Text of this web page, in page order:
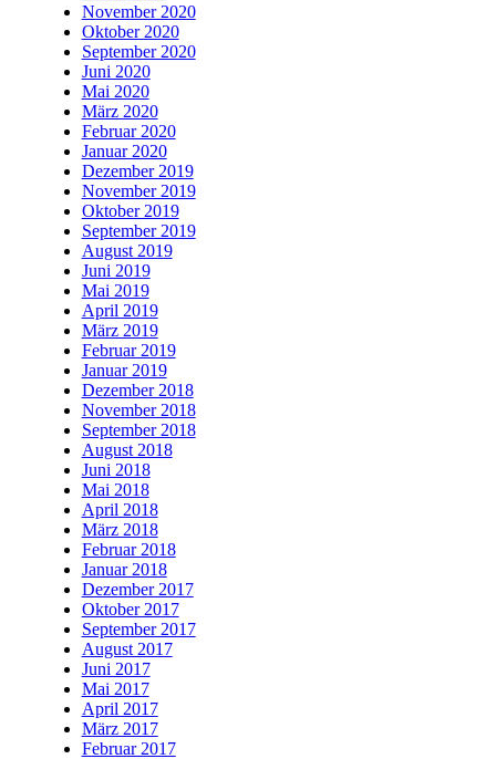
November 2020
Oktober 2020
September 2020
Juni 2020
Mai 2020
März 2020
Februar 2020
Januar 2020
Dezember 2019
November 2019
Oktober 2019
September 2019
August 2019
Juni 2019
Mai 2019
April 2019
März 2019
Februar 2019
Januar 2019
Dezember 2018
November 2018
September 2018
August 2018
Juni 2018
Mai 2018
April 2018
März 2018
Februar 2018
Januar 2018
Dezember 2017
Oktober 2017
September 2017
August 2017
Juni 2017
Mai 2017
April 2017
März 2017
Februar 2017